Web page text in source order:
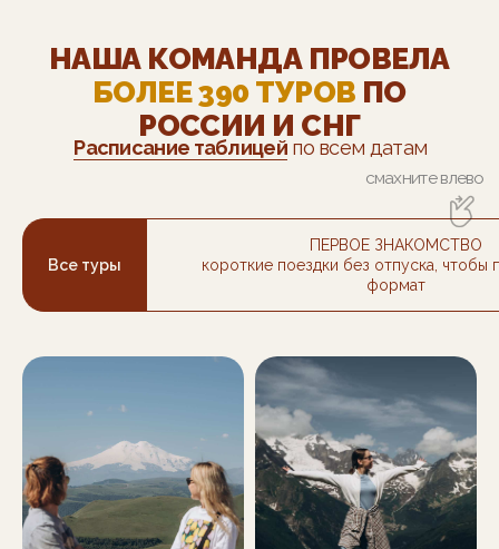
Все туры
ПЕРВОЕ ЗНАКОМСТВО
короткие поездки без отпуска, чтобы
формат
В СРЕДНЕМ ГРУППА
НАБИРАЕТСЯ ЗА ДВЕ
НЕДЕЛИ.
БРОНИРУЙТЕ
МЕСТО ЗАРАНЕЕ